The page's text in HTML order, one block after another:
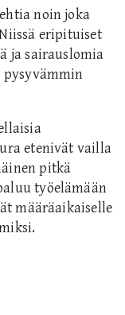
noin joka
eripituiset
ja sairauslomia
pysyvämmin
etenivät vailla
pitkä
työelämään
määräaikaiselle